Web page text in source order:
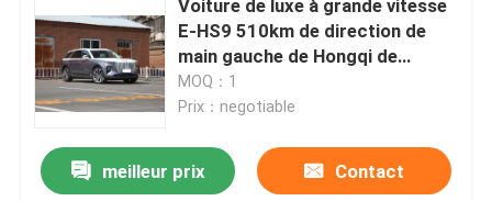
Aperçu
Produits
Vidéos
Voiture de luxe à grande vitesse
E-HS9 510km de direction de
main gauche de Hongqi de
voitures électriques
MOQ：1
Prix：negotiable
meilleur prix Contact
Voitures électriques de luxe de direction gauches du contrat EV de SUV Hongqi E-HS9 660km New Energy